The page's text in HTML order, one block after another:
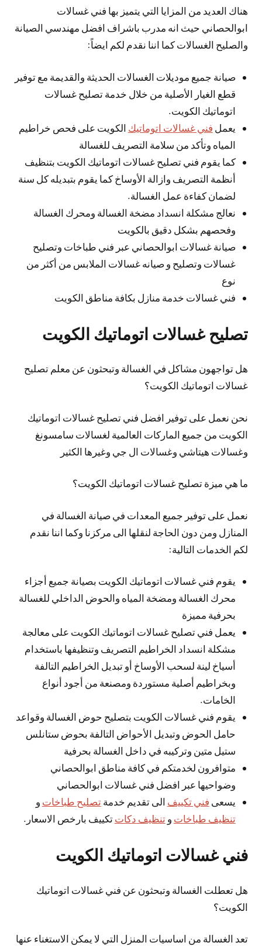
هناك العديد من المزايا التي يتميز بها فني غسالات
ابوالحصاني حيث انه مدرب باشراف افضل مهندسي الصيانة
والصليح الغسالات كما اننا نقدم لكم ايضاً:
صيانة جميع موديلات الغسالات الحديثة والقديمة مع توفير
قطع الغيار الأصلية من خلال خدمة تصليح غسالات
اتوماتيك الكويت.
يعمل فني غسالات اتوماتيك الكويت على فحص خراطيم
المياه وتأكد من سلامة التصريف للغسالة
كما يقوم فني تصليح غسالات اتوماتيك الكويت بتنظيف
أنظمة التصريف وازالة الأوساخ كما يقوم بتبديله كل سنة
لضمان كفاءة عمل الغسالة.
نعالج مشكلة انسداد مضخة الغسالة ومحرك الغسالة
وفحصهم بشكل دقيق بالكويت
صيانة غسالات ابوالحصاني عبر فني طباخات وتصليح
غسالات وتصليح و صيانه غسالات الملابس من أكثر من
نوع
فني غسالات خدمة منازل بكافة مناطق الكويت
تصليح غسالات اتوماتيك الكويت
هل تواجهون مشاكل في الغسالة وتبحثون عن معلم تصليح
غسالات اتوماتيك الكويت؟
نحن نعمل على توفير افضل فني تصليح غسالات اتوماتيك
الكويت من جميع الماركات العالمية لغسالات سامسونغ
وغسالات هيتاشي وغسالات ال جي وغيرها الكثير
ما هي ميزة تصليح غسالات اتوماتيك الكويت؟
نعمل على توفير جميع المعدات في صيانة الغسالة في
المنازل ومن دون الحاجة لنقلها الى مركزنا وكما اننا نقدم
لكم الخدمات التالية:
يقوم فني غسالات اتوماتيك الكويت بصيانة جميع أجزاء
محرك الغسالة ومضخة المياه والحوض الداخلي للغسالة
بحرفية مميزة
يعمل فني تصليح غسالات اتوماتيك الكويت على معالجة
مشكلة انسداد الخراطيم التصريف وتنظيفها باستخدام
أسياخ لينة لسحب الأوساخ أو تبديل الخراطيم التالفة
وبخراطيم أصلية مستوردة ومصنعة من أجود أنواع
الخامات.
يقوم فني غسالات الكويت بتصليح حوض الغسالة وقواعد
حامل الحوض وتبديل الأحواض التالفة بحوض ستانلس
ستيل متين وتركيبه في داخل الغسالة بحرفية
متوافرون لخدمتكم في كافة مناطق ابوالحصاني
وضواحيها عبر افضل فني غسالات ابوالحصاني
يسعى فني تكييف الى تقديم خدمةتصليح طباخات و
تنظيف طباخات وتنظيف دكات تكييف بارخص الاسعار.
فني غسالات اتوماتيك الكويت
هل تعطلت الغسالة وتبحثون عن فني غسالات اتوماتيك
الكويت؟
تعد الغسالة من اساسيات المنزل التي لا يمكن الاستغناء عنها